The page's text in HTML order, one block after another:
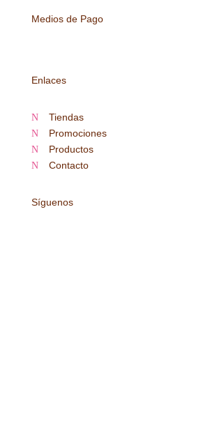
Medios de Pago
Enlaces
N Tiendas
N Promociones
N Productos
N Contacto
Síguenos